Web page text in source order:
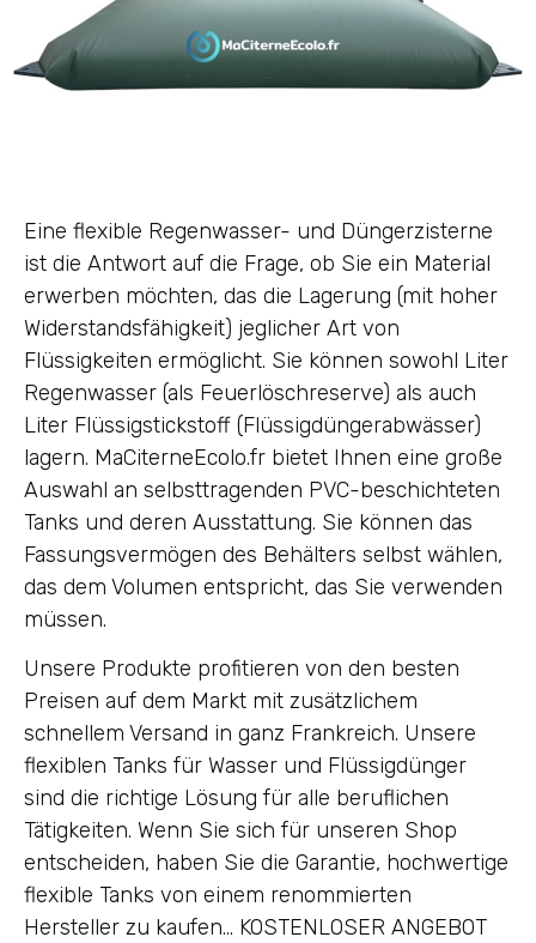
Eine flexible Regenwasser- und Düngerzisterne
ist die Antwort auf die Frage, ob Sie ein Material
erwerben möchten, das die Lagerung (mit hoher
Widerstandsfähigkeit) jeglicher Art von
Flüssigkeiten ermöglicht. Sie können sowohl Liter
Regenwasser (als Feuerlöschreserve) als auch
Liter Flüssigstickstoff (Flüssigdüngerabwässer)
lagern. MaCiterneEcolo.fr bietet Ihnen eine große
Auswahl an selbsttragenden PVC-beschichteten
Tanks und deren Ausstattung. Sie können das
Fassungsvermögen des Behälters selbst wählen,
das dem Volumen entspricht, das Sie verwenden
müssen.
Unsere Produkte profitieren von den besten
Preisen auf dem Markt mit zusätzlichem
schnellem Versand in ganz Frankreich. Unsere
flexiblen Tanks für Wasser und Flüssigdünger
sind die richtige Lösung für alle beruflichen
Tätigkeiten. Wenn Sie sich für unseren Shop
entscheiden, haben Sie die Garantie, hochwertige
flexible Tanks von einem renommierten
Hersteller zu kaufen… KOSTENLOSER ANGEBOT